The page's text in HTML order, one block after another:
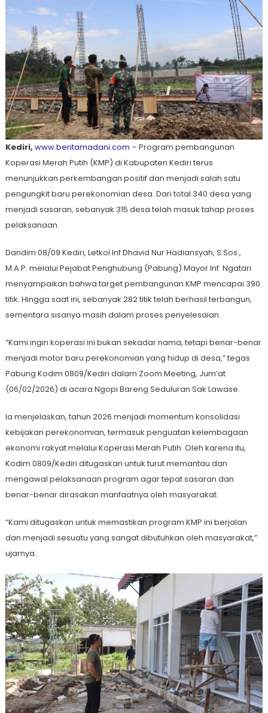
Kediri, www.beritamadani.com – Program pembangunan
Koperasi Merah Putih (KMP) di Kabupaten Kediri terus
menunjukkan perkembangan positif dan menjadi salah satu
pengungkit baru perekonomian desa. Dari total 340 desa yang
menjadi sasaran, sebanyak 315 desa telah masuk tahap proses
pelaksanaan.
Dandim 08/09 Kediri, Letkol Inf Dhavid Nur Hadiansyah, S.Sos.,
M.A.P. melalui Pejabat Penghubung (Pabung) Mayor Inf. Ngatari
menyampaikan bahwa target pembangunan KMP mencapai 390
titik. Hingga saat ini, sebanyak 282 titik telah berhasil terbangun,
sementara sisanya masih dalam proses penyelesaian.
“Kami ingin koperasi ini bukan sekadar nama, tetapi benar-benar
menjadi motor baru perekonomian yang hidup di desa,” tegas
Pabung Kodim 0809/Kediri dalam Zoom Meeting, Jum’at
(06/02/2026) di acara Ngopi Bareng Seduluran Sak Lawase.
Ia menjelaskan, tahun 2026 menjadi momentum konsolidasi
kebijakan perekonomian, termasuk penguatan kelembagaan
ekonomi rakyat melalui Koperasi Merah Putih. Oleh karena itu,
Kodim 0809/Kediri ditugaskan untuk turut memantau dan
mengawal pelaksanaan program agar tepat sasaran dan
benar-benar dirasakan manfaatnya oleh masyarakat.
“Kami ditugaskan untuk memastikan program KMP ini berjalan
dan menjadi sesuatu yang sangat dibutuhkan oleh masyarakat,”
ujarnya.